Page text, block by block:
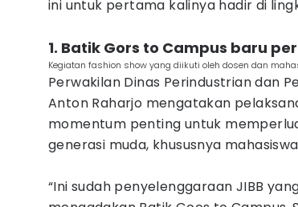
ini untuk pertama kalinya hadir di
‎1. Batik Gors to Campus baru
Kegiatan fashion show yang diikuti oleh dosen dan
Perwakilan Dinas Perindustrian dan
Anton Raharjo mengatakan
momentum penting untuk
generasi muda, khususnya
‎“Ini sudah penyelenggaraan JIBB